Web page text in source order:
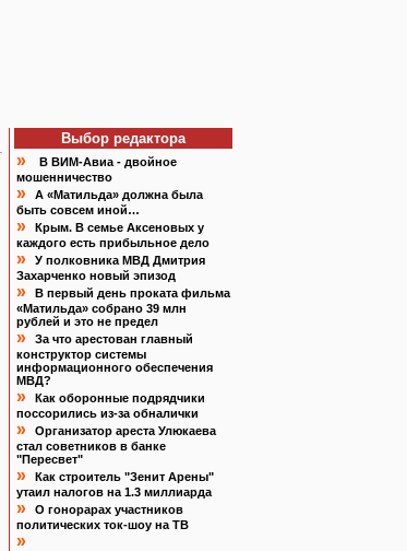
Выбор редактора
»
В ВИМ-Авиа - двойное
мошенничество
»
А «Матильда» должна была
быть совсем иной…
»
Крым. В семье Аксеновых у
каждого есть прибыльное дело
»
У полковника МВД Дмитрия
Захарченко новый эпизод
»
В первый день проката фильма
«Матильда» собрано 39 млн
рублей и это не предел
»
За что арестован главный
конструктор системы
информационного обеспечения
МВД?
»
Как оборонные подрядчики
поссорились из-за обналички
»
Организатор ареста Улюкаева
стал советников в банке
"Пересвет"
»
Как строитель "Зенит Арены"
утаил налогов на 1.3 миллиарда
»
О гонорарах участников
политических ток-шоу на ТВ
»